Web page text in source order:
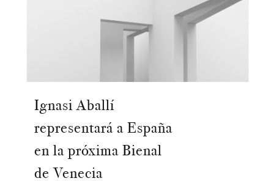
Ignasi Aballí
representará a España
en la próxima Bienal
de Venecia